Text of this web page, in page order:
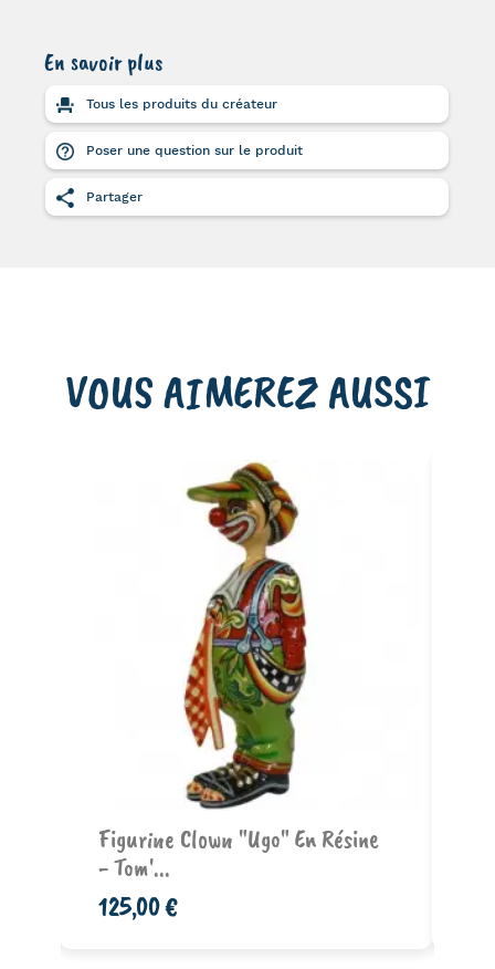
En savoir plus
Tous les produits du créateur
Poser une question sur le produit
Partager
VOUS AIMEREZ AUSSI
Figurine Clown "Ugo" En Résine
- Tom'...
125,00 €